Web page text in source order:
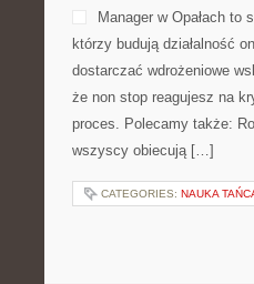
Manager w Opałach
którzy budują działalność
dostarczać wdrożeniowe
że non stop reagujesz na
proces. Polecamy także:
wszyscy obiecują […]
CATEGORIES: NAUKA